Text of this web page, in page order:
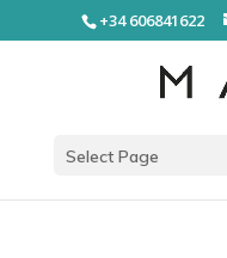
+34 606841622
Select Page